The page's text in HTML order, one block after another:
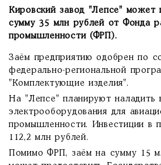
Кировский завод "Лепсе" может
сумму 35 млн рублей от Фонда
промышленности (ФРП).
Заём предприятию одобрен по
федерально-региональной
"Комплектующие изделия".
На "Лепсе" планируют наладить
электрооборудования для
промышленности. Инвестиции в
112,2 млн рублей.
Помимо ФРП, заём на сумму 15